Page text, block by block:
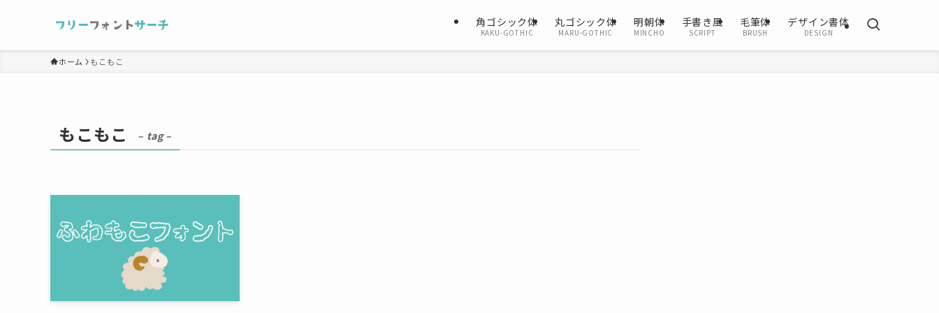
角ゴシック体
KAKU-GOTHIC
丸ゴシック体
MARU-GOTHIC
明朝体
MINCHO
手書き風
SCRIPT
毛筆体
BRUSH
デザイン書体
DESIGN
ホーム もこもこ
もこもこ – tag –